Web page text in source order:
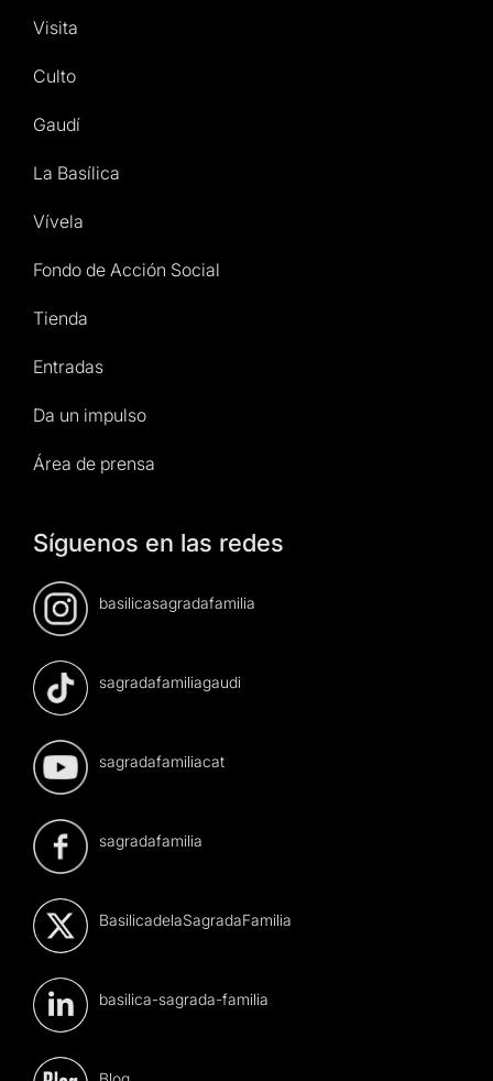
Visita
Culto
Gaudí
La Basílica
Vívela
Fondo de Acción Social
Tienda
Entradas
Da un impulso
Área de prensa
Síguenos en las redes
basilicasagradafamilia
sagradafamiliagaudi
sagradafamiliacat
sagradafamilia
BasilicadelaSagradaFamilia
basilica-sagrada-familia